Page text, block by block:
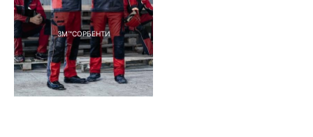
3M™СОРБЕНТИ